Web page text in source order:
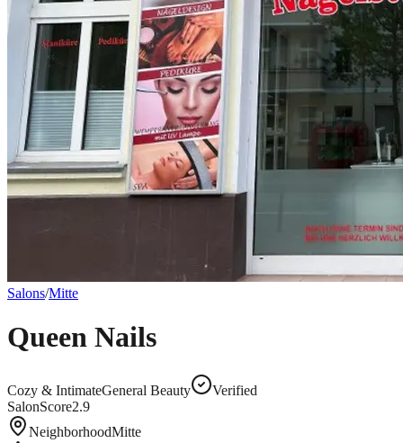
Salons/Mitte
Queen Nails
Cozy & IntimateGeneral Beauty
Verified
SalonScore2.9
NeighborhoodMitte